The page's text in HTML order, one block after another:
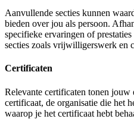
Aanvullende secties kunnen
bieden over jou als persoon.
specifieke ervaringen of
secties zoals vrijwilligerswerk en
Certificaten
Relevante certificaten tonen jouw
certificaat, de organisatie die het
waarop je het certificaat hebt